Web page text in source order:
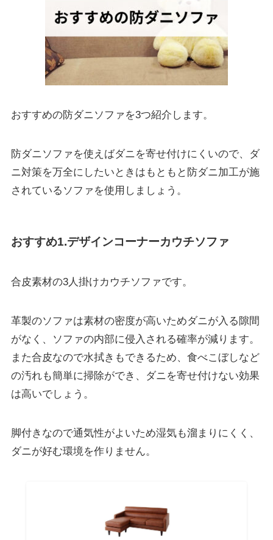
おすすめの防ダニソファを3つ紹介します。
防ダニソファを使えばダニを寄せ付けにくいので、ダ
ニ対策を万全にしたいときはもともと防ダニ加工が施
されているソファを使用しましょう。
おすすめ1.デザインコーナーカウチソファ
合皮素材の3人掛けカウチソファです。
革製のソファは素材の密度が高いためダニが入る隙間
がなく 、ソファの内部に侵入される確率が減ります。
また合皮なので水拭きもできるため、食べこぼしなど
の汚れも簡単に掃除ができ、ダニを寄せ付けない効果
は高いでしょう。
脚付きなので通気性がよいため湿気も溜まりにくく、
ダニが好む環境を作りません。